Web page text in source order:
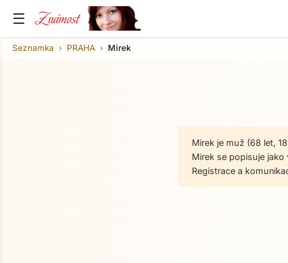
☰ Známost
Seznamka PRAHA Mirek
Mirek je muž (68 let,
Mirek se popisuje
Registrace a